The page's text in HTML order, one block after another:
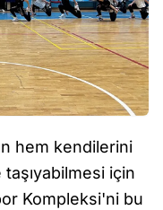
hem kendilerini
taşıyabilmesi için
Kompleksi'ni bu